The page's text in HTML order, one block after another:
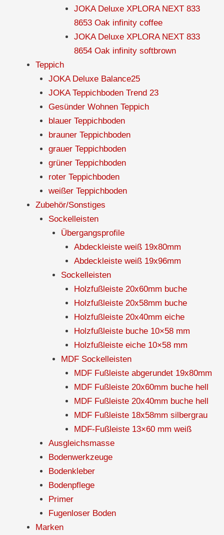
JOKA Deluxe XPLORA NEXT 833
8653 Oak infinity coffee
JOKA Deluxe XPLORA NEXT 833
8654 Oak infinity softbrown
Teppich
JOKA Deluxe Balance25
JOKA Teppichboden Trend 23
Gesünder Wohnen Teppich
blauer Teppichboden
brauner Teppichboden
grauer Teppichboden
grüner Teppichboden
roter Teppichboden
weißer Teppichboden
Zubehör/Sonstiges
Sockelleisten
Übergangsprofile
Abdeckleiste weiß 19x80mm
Abdeckleiste weiß 19x96mm
Sockelleisten
Holzfußleiste 20x60mm buche
Holzfußleiste 20x58mm buche
Holzfußleiste 20x40mm eiche
Holzfußleiste buche 10×58 mm
Holzfußleiste eiche 10×58 mm
MDF Sockelleisten
MDF Fußleiste abgerundet 19x80mm
MDF Fußleiste 20x60mm buche hell
MDF Fußleiste 20x40mm buche hell
MDF Fußleiste 18x58mm silbergrau
MDF-Fußleiste 13×60 mm weiß
Ausgleichsmasse
Bodenwerkzeuge
Bodenkleber
Bodenpflege
Primer
Fugenloser Boden
Marken